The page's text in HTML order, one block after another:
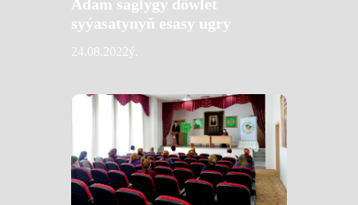
Adam saglygy döwlet
syýasatynyň esasy ugry
24.08.2022ý.